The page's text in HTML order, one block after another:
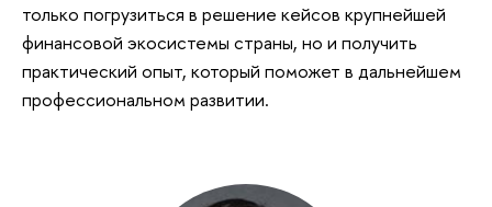
только погрузиться в решение кейсов крупнейшей
финансовой экосистемы страны, но и получить
практический опыт, который поможет в дальнейшем
профессиональном развитии.